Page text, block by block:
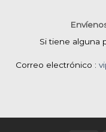
Si tiene alguna
Correo electrónico :